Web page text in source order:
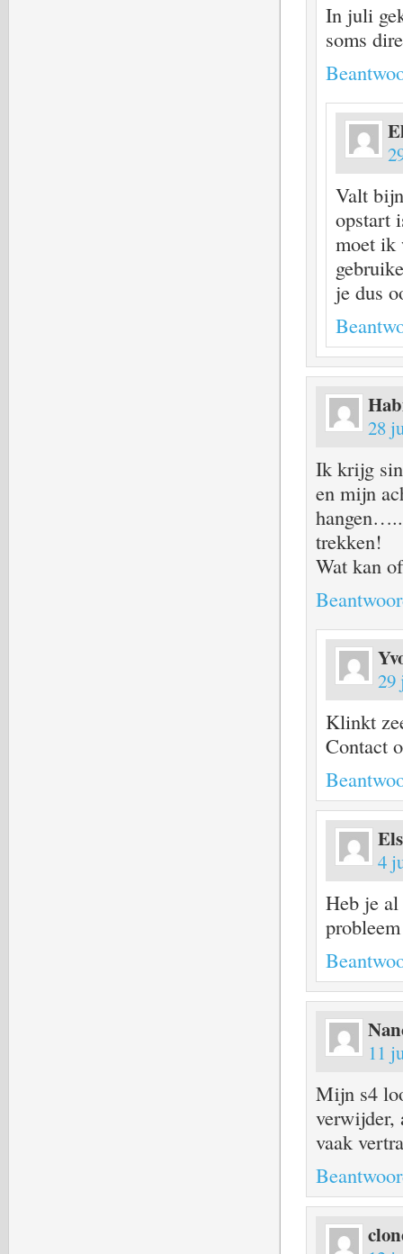
In juli
soms
Valt
opstart
moet ik
je dus
28
Ik krijg
en mijn
trekken!
Wat kan
29
Klinkt
Contact
Els
4
Heb je
11
Mijn s4
verwijder,
vaak